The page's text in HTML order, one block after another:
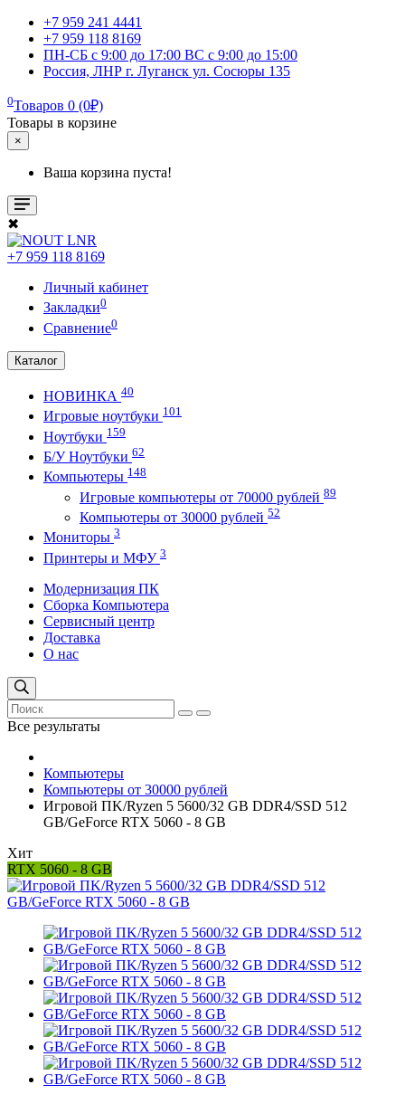
+7 959 241 4441
+7 959 118 8169
ПН-СБ с 9:00 до 17:00 ВС с 9:00 до 15:00
Россия, ЛНР г. Луганск ул. Сосюры 135
0Товаров 0 (0₽)
Товары в корзине
×
Ваша корзина пуста!
✖
+7 959 118 8169
Личный кабинет
Закладки0
Сравнение0
Каталог
НОВИНКА 40
Игровые ноутбуки 101
Ноутбуки 159
Б/У Ноутбуки 62
Компьютеры 148
Игровые компьютеры от 70000 рублей 89
Компьютеры от 30000 рублей 52
Мониторы 3
Принтеры и МФУ 3
Модернизация ПК
Сборка Компьютера
Сервисный центр
Доставка
О нас
Все результаты
Компьютеры
Компьютеры от 30000 рублей
Игровой ПK/Ryzen 5 5600/32 GB DDR4/SSD 512
GB/GeForce RTX 5060 - 8 GB
Хит
RTX 5060 - 8 GB